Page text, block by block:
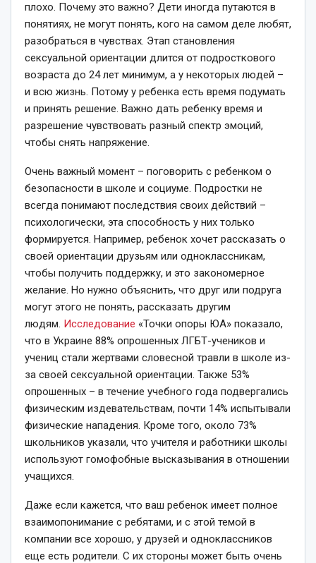
плохо. Почему это важно? Дети иногда путаются в
понятиях, не могут понять, кого на самом деле любят,
разобраться в чувствах. Этап становления
сексуальной ориентации длится от подросткового
возраста до 24 лет минимум, а у некоторых людей –
и всю жизнь. Потому у ребенка есть время подумать
и принять решение. Важно дать ребенку время и
разрешение чувствовать разный спектр эмоций,
чтобы снять напряжение.
Очень важный момент – поговорить с ребенком о
безопасности в школе и социуме. Подростки не
всегда понимают последствия своих действий –
психологически, эта способность у них только
формируется. Например, ребенок хочет рассказать о
своей ориентации друзьям или одноклассникам,
чтобы получить поддержку, и это закономерное
желание. Но нужно объяснить, что друг или подруга
могут этого не понять, рассказать другим
людям. Исследование «Точки опоры ЮА» показало,
что в Украине 88% опрошенных ЛГБТ-учеников и
учениц стали жертвами словесной травли в школе из-
за своей сексуальной ориентации. Также 53%
опрошенных – в течение учебного года подвергались
физическим издевательствам, почти 14% испытывали
физические нападения. Кроме того, около 73%
школьников указали, что учителя и работники школы
используют гомофобные высказывания в отношении
учащихся.
Даже если кажется, что ваш ребенок имеет полное
взаимопонимание с ребятами, и с этой темой в
компании все хорошо, у друзей и одноклассников
еще есть родители. С их стороны может быть очень